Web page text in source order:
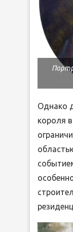
Однако
короля